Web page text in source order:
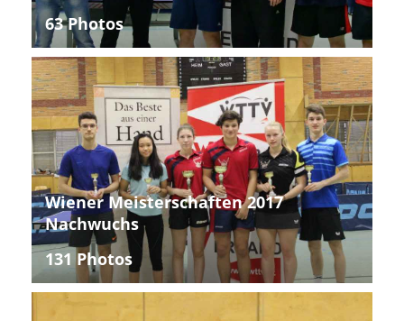
63 Photos
Wiener Meisterschaften 2017
Nachwuchs
131 Photos